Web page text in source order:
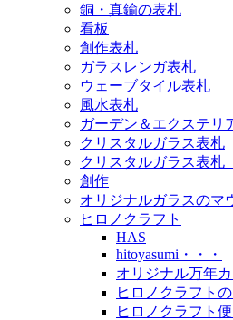
銅・真鍮の表札
看板
創作表札
ガラスレンガ表札
ウェーブタイル表札
風水表札
ガーデン＆エクステリ
クリスタルガラス表札
クリスタルガラス表札
創作
オリジナルガラスのマ
ヒロノクラフト
HAS
hitoyasumi・・・
オリジナル万年
ヒロノクラフト
ヒロノクラフト便